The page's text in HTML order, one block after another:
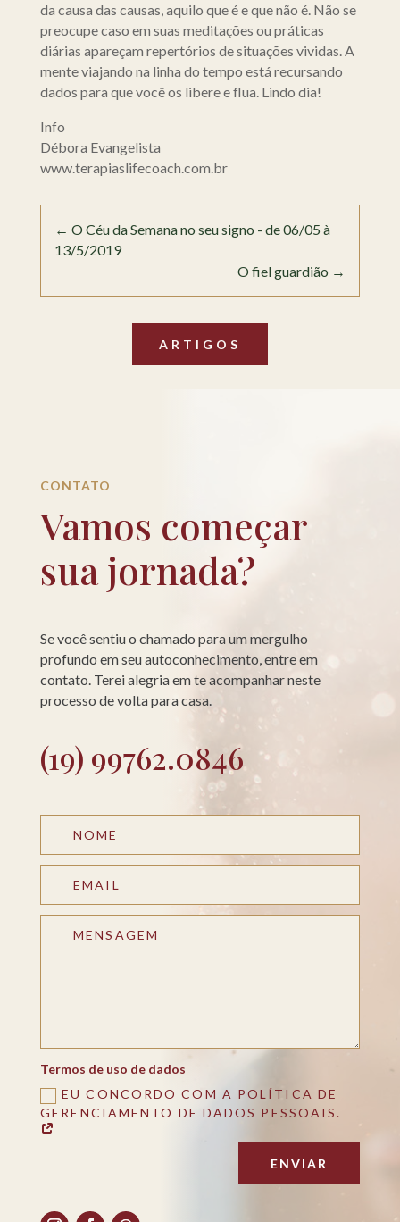
da causa das causas, aquilo que é e que não é. Não se
preocupe caso em suas meditações ou práticas
diárias apareçam repertórios de situações vividas. A
mente viajando na linha do tempo está recursando
dados para que você os libere e flua. Lindo dia!
Info
Débora Evangelista
www.terapiaslifecoach.com.br
← O Céu da Semana no seu signo - de 06/05 à
13/5/2019
O fiel guardião →
ARTIGOS
CONTATO
Vamos começar
sua jornada?
Se você sentiu o chamado para um mergulho
profundo em seu autoconhecimento, entre em
contato. Terei alegria em te acompanhar neste
processo de volta para casa.
(19) 99762.0846
Termos de uso de dados
EU CONCORDO COM A POLÍTICA DE
GERENCIAMENTO DE DADOS PESSOAIS.
ENVIAR